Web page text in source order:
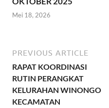
Mei 18, 2026
PREVIOUS ARTICLE
RAPAT KOORDINASI
RUTIN PERANGKAT
KELURAHAN WINONGO
KECAMATAN